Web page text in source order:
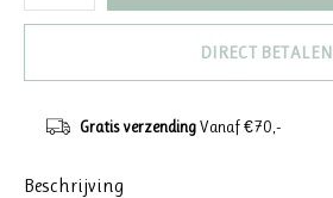
DIRECT BETALEN
Gratis verzendingVanaf €70,-
Beschrijving